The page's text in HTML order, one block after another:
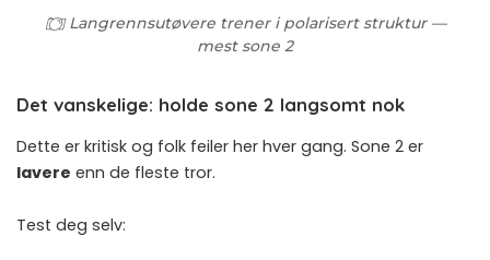
Langrennsutøvere trener i polarisert struktur —
mest sone 2
Det vanskelige: holde sone 2 langsomt nok
Dette er kritisk og folk feiler her hver gang. Sone 2 er
lavere enn de fleste tror.
Test deg selv: